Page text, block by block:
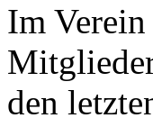
Im
den